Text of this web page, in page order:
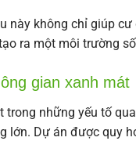
này không chỉ giúp
ra một môi trường
gian xanh mát
trong những yếu tố
lớn. Dự án được quy